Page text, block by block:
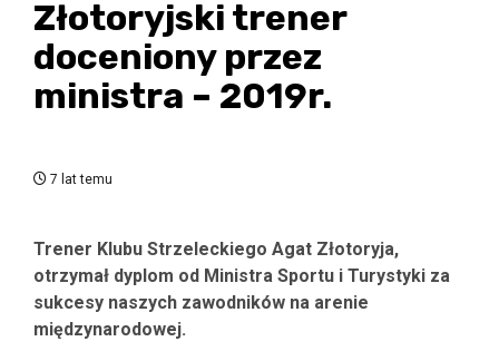
Złotoryjski trener
doceniony przez
ministra – 2019r.
7 lat temu
Trener Klubu Strzeleckiego Agat Złotoryja,
otrzymał dyplom od Ministra Sportu i Turystyki za
sukcesy naszych zawodników na arenie
międzynarodowej.